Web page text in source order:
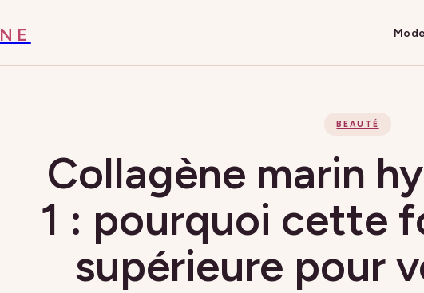
Mode
BEAUTÉ
Collagène marin
1 : pourquoi cette
supérieure pour